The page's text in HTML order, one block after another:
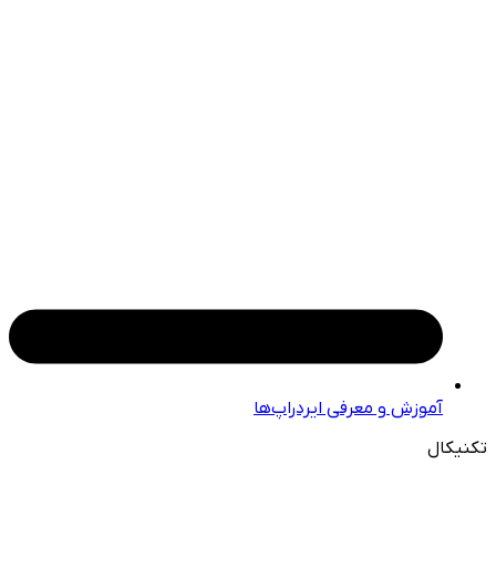
آموزش و معرفی ایردراپ‌ها
تکنیکال